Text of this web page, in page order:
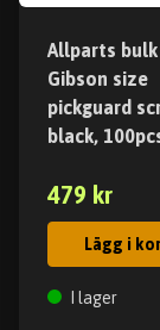
Allparts
Gibson size
pickguard
black,
479 kr
Lägg i
I lager